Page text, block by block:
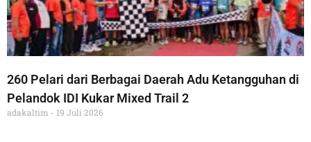
260 Pelari dari Berbagai Daerah Adu Ketangguhan di
Pelandok IDI Kukar Mixed Trail 2
adakaltim 19 Juli 2026